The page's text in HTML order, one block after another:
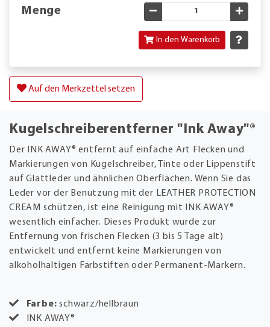
Menge Gewünschte Menge
In den Warenkorb
Auf den Merkzettel setzen
Kugelschreiberentferner "Ink Away"®
Der INK AWAY® entfernt auf einfache Art Flecken und
Markierungen von Kugelschreiber, Tinte oder Lippenstift
auf Glattleder und ähnlichen Oberflächen. Wenn Sie das
Leder vor der Benutzung mit der LEATHER PROTECTION
CREAM schützen, ist eine Reinigung mit INK AWAY®
wesentlich einfacher. Dieses Produkt wurde zur
Entfernung von frischen Flecken (3 bis 5 Tage alt)
entwickelt und entfernt keine Markierungen von
alkoholhaltigen Farbstiften oder Permanent-Markern.
Farbe: schwarz/hellbraun
INK AWAY®